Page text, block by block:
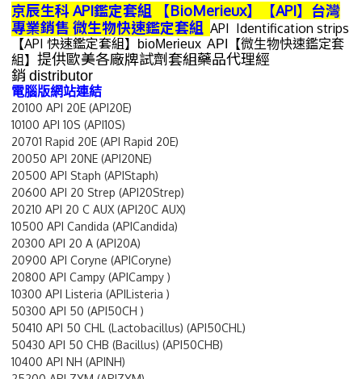
京辰生科 API鑑定套組 【BioMerieux】【API】 台灣
專業銷售 微生物快速鑑定套組 API Identification strips
【API 快速鑑定套組】 bioMerieux API 【微生物快速鑑定套
組】 提供歐美各廠牌試劑套組藥品代理經
銷 distributor
電腦版網站連結
20100 API 20E (API20E)
10100 API 10S (API10S)
20701 Rapid 20E (API Rapid 20E)
20050 API 20NE (API20NE)
20500 API Staph (APIStaph)
20600 API 20 Strep (API20Strep)
20210 API 20 C AUX (API20C AUX)
10500 API Candida (APICandida)
20300 API 20 A (API20A)
20900 API Coryne (APICoryne)
20800 API Campy (APICampy )
10300 API Listeria (APIListeria )
50300 API 50 (API50CH )
50410 API 50 CHL (Lactobacillus) (API50CHL)
50430 API 50 CHB (Bacillus) (API50CHB)
10400 API NH (APINH)